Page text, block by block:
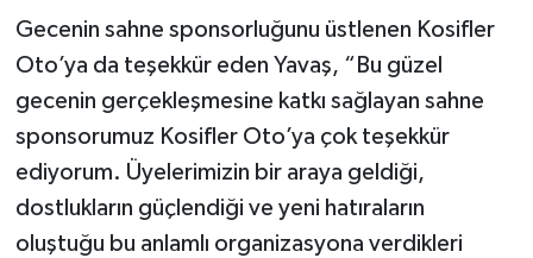
Gecenin sahne sponsorluğunu üstlenen Kosifler
Oto’ya da teşekkür eden Yavaş, “Bu güzel
gecenin gerçekleşmesine katkı sağlayan sahne
sponsorumuz Kosifler Oto’ya çok teşekkür
ediyorum. Üyelerimizin bir araya geldiği,
dostlukların güçlendiği ve yeni hatıraların
oluştuğu bu anlamlı organizasyona verdikleri